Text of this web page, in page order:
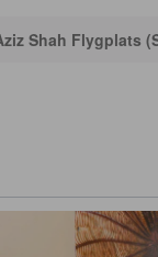
Shah Flygplats